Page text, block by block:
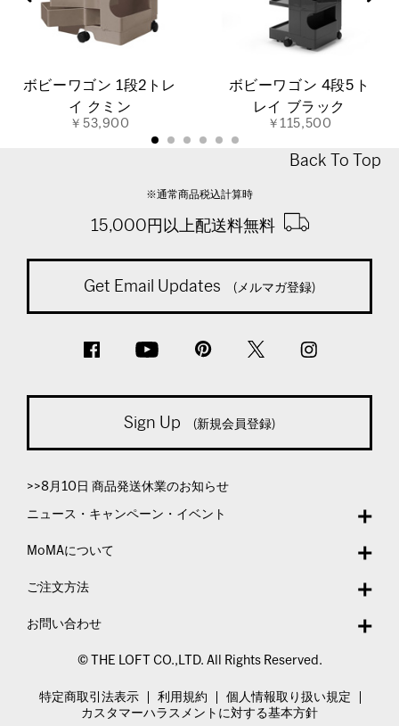
ボビーワゴン 1段2トレ
イ クミン
￥53,900
ボビーワゴン 4段5ト
レイ ブラック
￥115,500
Back To Top
※通常商品税込計算時
15,000円以上配送料無料
Get Email Updates (メルマガ登録)
Sign Up (新規会員登録)
>>8月10日 商品発送休業のお知らせ
ニュース・キャンペーン・イベント
MoMAについて
ご注文方法
お問い合わせ
© THE LOFT CO.,LTD. All Rights Reserved.
特定商取引法表示 利用規約
個人情報取り扱い規定
カスタマーハラスメントに対する基本方針